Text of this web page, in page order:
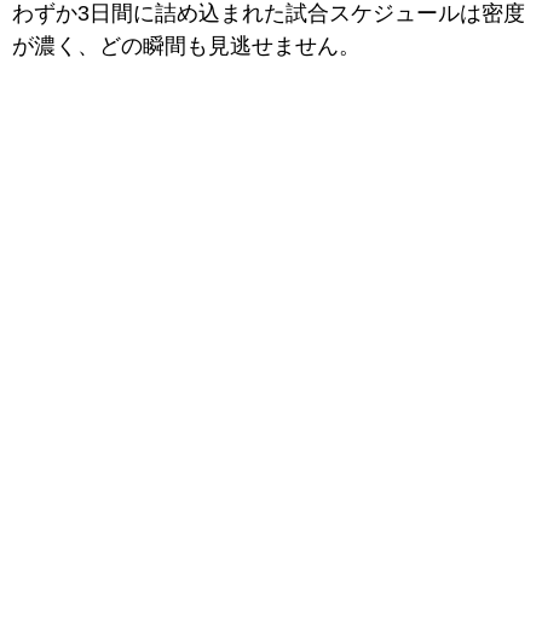
わずか3日間に詰め込まれた試合スケジュールは密度
が濃く、どの瞬間も見逃せません。